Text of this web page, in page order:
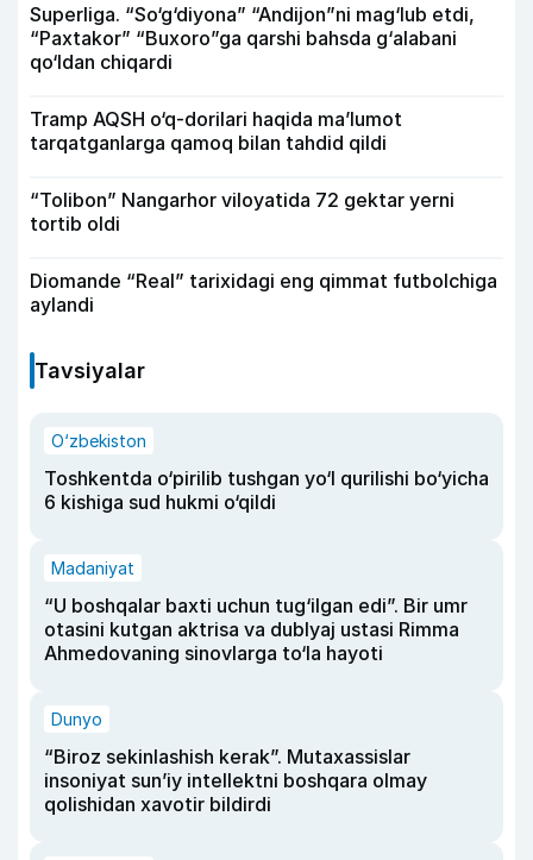
Superliga. “So‘g‘diyona” “Andijon”ni mag‘lub etdi,
“Paxtakor” “Buxoro”ga qarshi bahsda g‘alabani
qo‘ldan chiqardi
Tramp AQSH o‘q-dorilari haqida ma’lumot
tarqatganlarga qamoq bilan tahdid qildi
“Tolibon” Nangarhor viloyatida 72 gektar yerni
tortib oldi
Diomande “Real” tarixidagi eng qimmat futbolchiga
aylandi
Tavsiyalar
O‘zbekiston
Toshkentda o‘pirilib tushgan yo‘l qurilishi bo‘yicha
6 kishiga sud hukmi o‘qildi
Madaniyat
“U boshqalar baxti uchun tug‘ilgan edi”. Bir umr
otasini kutgan aktrisa va dublyaj ustasi Rimma
Ahmedovaning sinovlarga to‘la hayoti
Dunyo
“Biroz sekinlashish kerak”. Mutaxassislar
insoniyat sun’iy intellektni boshqara olmay
qolishidan xavotir bildirdi